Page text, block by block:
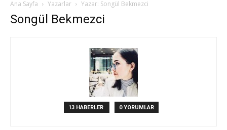
Optimizasyonu
Ana Sayfa Yazarlar Yazar: Songül Bekmezci
Songül Bekmezci
13 HABERLER 0 YORUMLAR